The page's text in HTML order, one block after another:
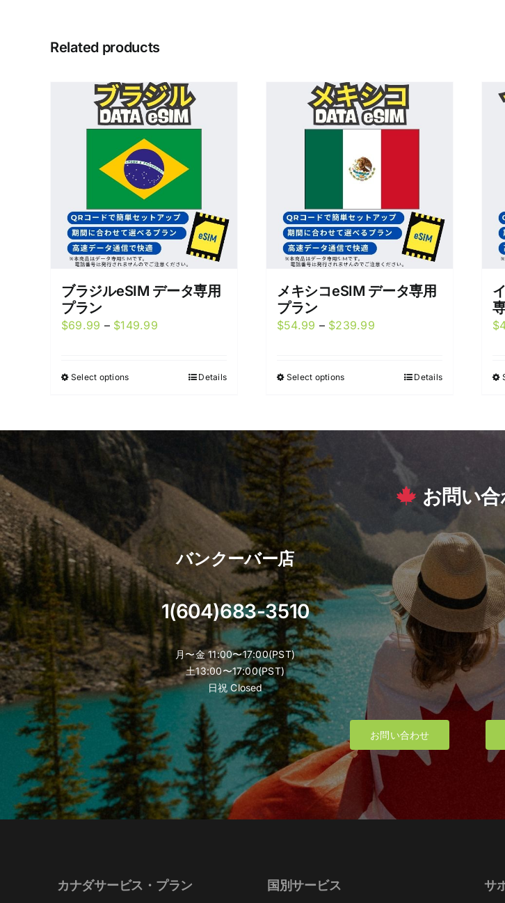
Related products
ブラジルeSIM データ専用
プラン
$69.99 – $149.99Price
through
Select optionsThis
multiple
variants.
The
options
may
be
chosen
on
the
product
page
Details
メキシコeSIM データ専用
プラン
$54.99 – $239.99Price
through
Select optionsThis
multiple
may
be
the
product
page
Details
$
お問い
バンクーバー店
1(604)683-3510
月〜金 11:00〜17:00(PST)
土13:00〜17:00(PST)
日祝 Closed
お問い合わせ
カナダサービス・プラン 国別サービス サ